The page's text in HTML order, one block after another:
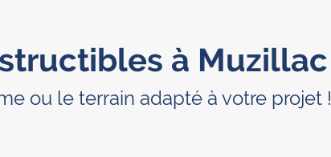
à Muzillac
ou le terrain adapté à votre projet !